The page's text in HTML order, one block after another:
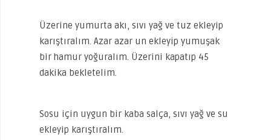
Üzerine yumurta akı, sıvı yağ ve tuz ekleyip
karıştıralım. Azar azar un ekleyip yumuşak
bir hamur yoğuralım. Üzerini kapatıp 45
dakika bekletelim.
Sosu için uygun bir kaba salça, sıvı yağ ve su
ekleyip karıştıralım.